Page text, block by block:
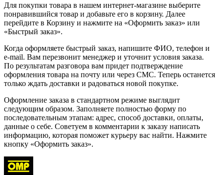
Для покупки товара в нашем интернет-магазине выберите
понравившийся товар и добавьте его в корзину. Далее
перейдите в Корзину и нажмите на «Оформить заказ» или
«Быстрый заказ».
Когда оформляете быстрый заказ, напишите ФИО, телефон и
e-mail. Вам перезвонит менеджер и уточнит условия заказа.
По результатам разговора вам придет подтверждение
оформления товара на почту или через СМС. Теперь останется
только ждать доставки и радоваться новой покупке.
Оформление заказа в стандартном режиме выглядит
следующим образом. Заполняете полностью форму по
последовательным этапам: адрес, способ доставки, оплаты,
данные о себе. Советуем в комментарии к заказу написать
информацию, которая поможет курьеру вас найти. Нажмите
кнопку «Оформить заказ».